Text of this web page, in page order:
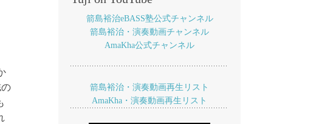
箭島裕治eBASS塾公式チャンネル
箭島裕治・演奏動画チャンネル
AmaKha公式チャンネル
箭島裕治・演奏動画再生リスト
AmaKha・演奏動画再生リスト